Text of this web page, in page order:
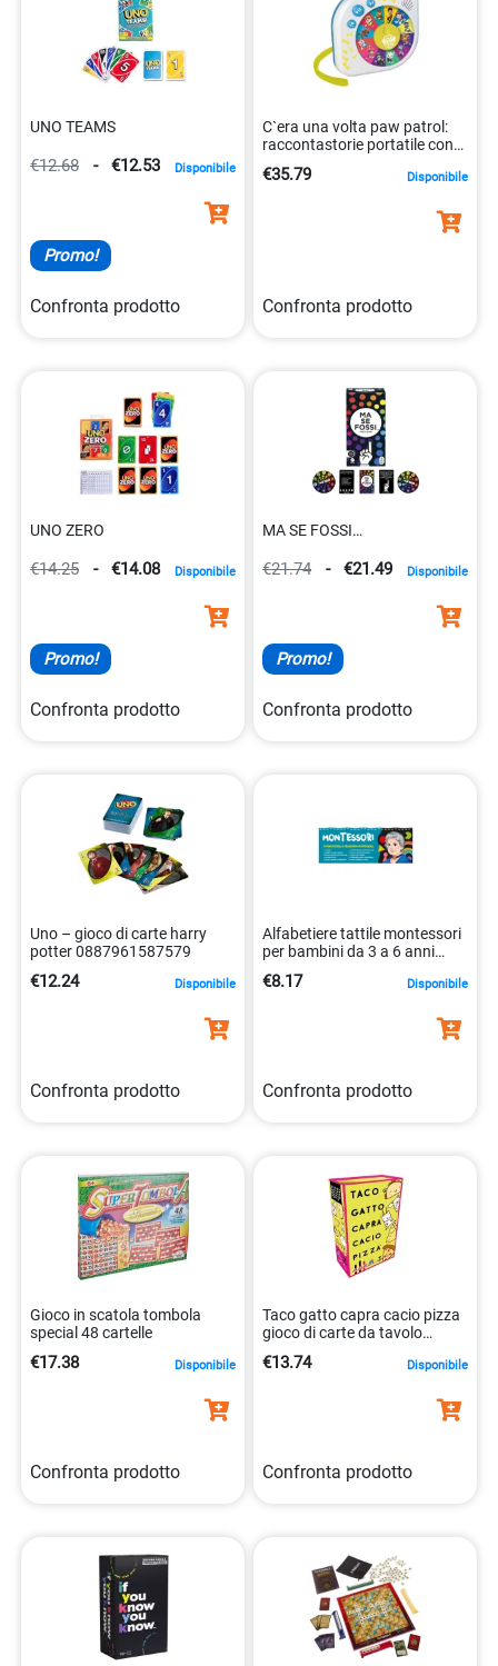
UNO TEAMS
€12.68 - €12.53 Disponibile
Promo!
Confronta prodotto
C`era una volta paw patrol:
raccontastorie portatile con
€35.79 Disponibile
Confronta prodotto
UNO ZERO
€14.25 - €14.08 Disponibile
Promo!
Confronta prodotto
MA SE FOSSI…
€21.74 - €21.49 Disponibile
Promo!
Confronta prodotto
Uno – gioco di carte harry
potter 0887961587579
€12.24 Disponibile
Confronta prodotto
Alfabetiere tattile montessori
per bambini da 3 a 6 anni
€8.17 Disponibile
Confronta prodotto
Gioco in scatola tombola
special 48 cartelle
€17.38 Disponibile
Confronta prodotto
Taco gatto capra cacio pizza
gioco di carte da tavolo
€13.74 Disponibile
Confronta prodotto